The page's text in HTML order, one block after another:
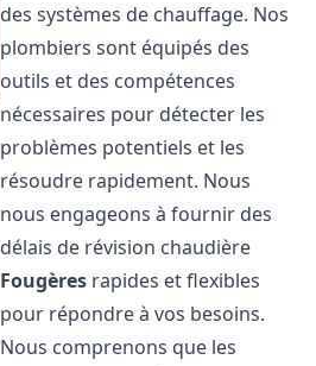
des systèmes de chauffage. Nos
plombiers sont équipés des
outils et des compétences
nécessaires pour détecter les
problèmes potentiels et les
résoudre rapidement. Nous
nous engageons à fournir des
délais de révision chaudière
Fougères rapides et flexibles
pour répondre à vos besoins.
Nous comprenons que les